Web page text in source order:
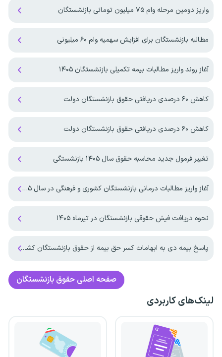
واریز دومین مرحله وام ۷۵ میلیون تومانی بازنشستگان
مطالبه بازنشستگان برای افزایش سهمیه‌ وام ۶۰ میلیونی
آغاز روند واریز مطالبات بیمه تکمیلی بازنشستگان ۱۴۰۵
کاهش ۶۰ درصدی دریافتی حقوق بازنشستگان دولت
کاهش ۶۰ درصدی دریافتی حقوق بازنشستگان دولت
تغییر فرمول جدید محاسبه حقوق سال ۱۴۰۵ بازنشستگی
آغاز واریز مطالبات درمانی بازنشستگان کشوری و فرهنگی در سال ۱۴۰۵
نحوه دریافت فیش حقوقی بازنشستگان در تیرماه ۱۴۰۵
پاسخ بیمه دی به ابهامات کسر حق بیمه از حقوق بازنشستگان کشوری
صفحه اصلی حقوق بازنشستگان
لینک‌های کاربردی